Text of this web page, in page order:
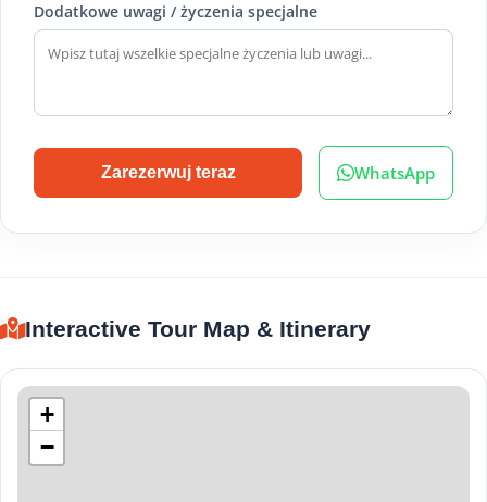
Dodatkowe uwagi / życzenia specjalne
Zarezerwuj teraz WhatsApp
Interactive Tour Map & Itinerary
+
−